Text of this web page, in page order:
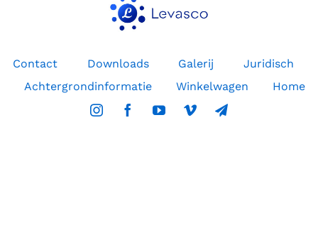
Contact Downloads Galerij
Juridisch
Achtergrondinformatie
Winkelwagen Home